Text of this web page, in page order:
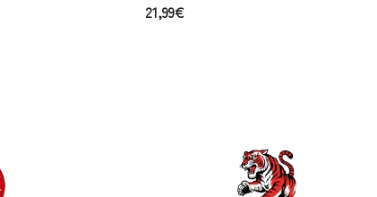
21,99€